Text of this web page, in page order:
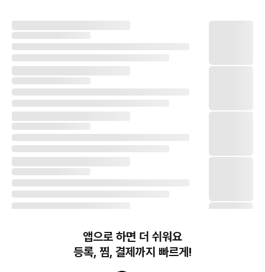
앱으로 하면 더 쉬워요
등록, 찜, 결제까지 빠르게!